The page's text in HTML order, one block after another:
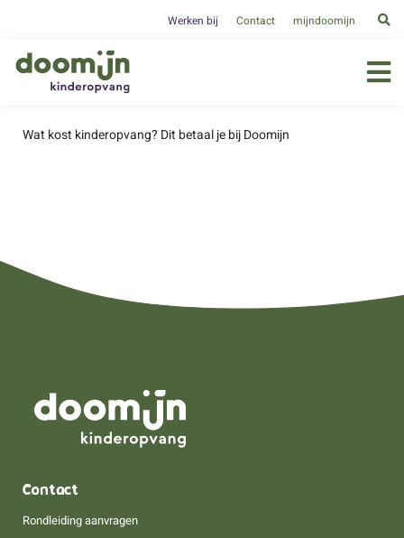
Werken bij Contact mijndoomijn
Wat kost kinderopvang? Dit betaal je bij Doomijn
Contact
Rondleiding aanvragen